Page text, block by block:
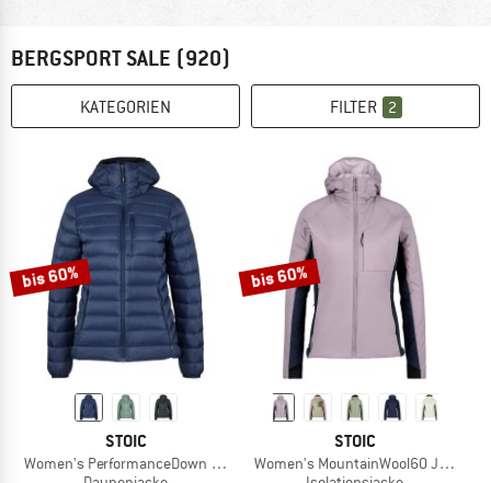
BERGSPORT SALE (920)
KATEGORIEN FILTER 2
bis 60%
STOIC
Women's PerformanceDown SalmiSt. Jacket with Hood
bis 60%
STOIC
Women's MountainWool60